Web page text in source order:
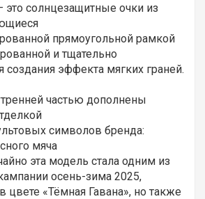
солнцезащитные очки из
прямоугольной рамкой
и тщательно
эффекта мягких граней.
частью дополнены
символов бренда:
мяча
эта модель стала одним из
осень-зима 2025,
цвете «Тёмная Гавана», но также